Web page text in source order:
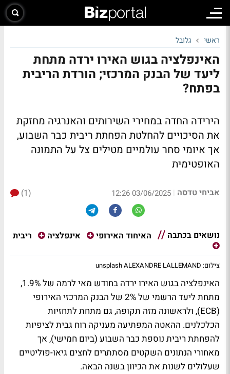
ראשי גלובל
האינפלציה בגוש האירו ירדה מתחת
ליעד של הבנק המרכזי; הורדת הריבית
בפתח?
הירידה החדה במחירי השירותים והאנרגיה מחזקת
את הסיכויים להחלטת הפחתת ריבית כבר השבוע,
אך איומי סחר עולמיים מטילים צל על התמונה
האופטימית
אביחי טדסה |
03/06/2025 12:26
(1)
נושאים בכתבה האיחוד האירופי אינפלציה ריבית
צילום: unsplash ALEXANDRE LALLEMAND
האינפלציה בגוש האירו ירדה בחודש מאי לרמה של 1.9%,
מתחת ליעד הרשמי של 2% של הבנק המרכזי האירופי
(ECB), ולראשונה מזה תקופה, גם מתחת לתחזיות
הכלכלנים. ההאטה המפתיעה מעניקה רוח גבית לציפיות
להפחתת ריבית נוספת כבר השבוע (ביום חמישי), אך
מאחורי הנתונים השקטים מסתתרים לחצים גיאו-פוליטיים
שעלולים לשנות את הכיוון בשנה הבאה.